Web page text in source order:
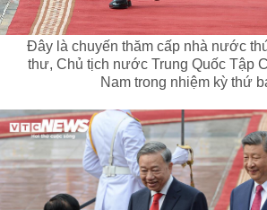
Đây là chuyến thăm cấp nhà nước
thư, Chủ tịch nước Trung Quốc Tập
Nam trong nhiệm kỳ thứ